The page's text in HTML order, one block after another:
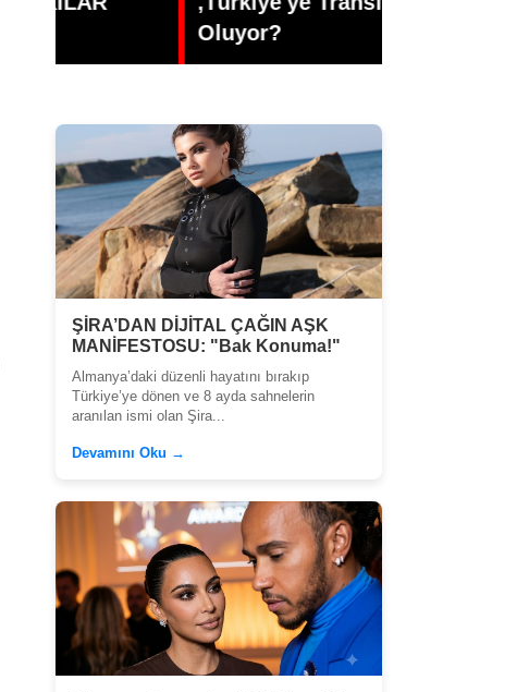
ŞİRA’DAN DİJİTAL ÇAĞIN AŞK
MANİFESTOSU: "Bak Konuma!"
Almanya’daki düzenli hayatını bırakıp
Türkiye’ye dönen ve 8 ayda sahnelerin
aranılan ismi olan Şira...
Devamını Oku →